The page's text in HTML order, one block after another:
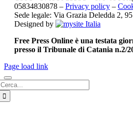
05834830878 – Privacy policy–
Sede legale: Via Grazia Deledda 2,
Designed by
Free Press Online è una testata
presso il Tribunale di Catania n.2/
Page load link